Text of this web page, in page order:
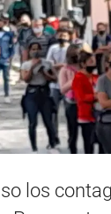
los